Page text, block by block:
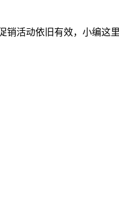
活动依旧有效，小编这